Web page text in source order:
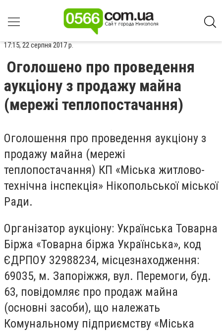
17:15, 22 серпня 2017 р.
Оголошено про проведення
аукціону з продажу майна
(мережі теплопостачання)
Оголошення про проведення аукціону з
продажу майна (мережі
теплопостачання) КП «Міська житлово-
технічна інспекція» Нікопольської міської
Ради.
Організатор аукціону: Українська Товарна
Біржа «Товарна біржа Українська», код
ЄДРПОУ 32988234, місцезнаходження:
69035, м. Запоріжжя, вул. Перемоги, буд.
63, повідомляє про продаж майна
(основні засоби), що належать
Комунальному підприємству «Міська